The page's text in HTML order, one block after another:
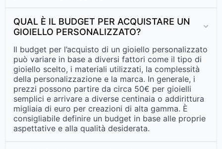
QUAL È IL BUDGET PER ACQUISTARE UN
GIOIELLO PERSONALIZZATO?
Il budget per l’acquisto di un gioiello personalizzato
può variare in base a diversi fattori come il tipo di
gioiello scelto, i materiali utilizzati, la complessità
della personalizzazione e la marca. In generale, i
prezzi possono partire da circa 50€ per gioielli
semplici e arrivare a diverse centinaia o addirittura
migliaia di euro per creazioni di alta gamma. È
consigliabile definire un budget in base alle proprie
aspettative e alla qualità desiderata.